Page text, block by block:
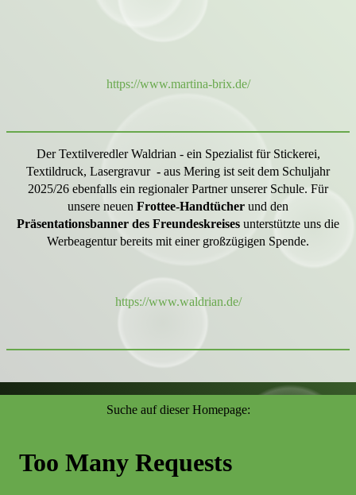
https://www.martina-brix.de/
Der Textilveredler Waldrian - ein Spezialist für Stickerei,
Textildruck, Lasergravur- aus Mering ist seit dem Schuljahr
2025/26 ebenfalls ein regionaler Partner unserer Schule. Für
unsere neuen Frottee-Handtücher und den
Präsentationsbanner des Freundeskreises unterstützte uns die
Werbeagentur bereits mit einer großzügigen Spende.
https://www.waldrian.de/
Suche auf dieser Homepage: